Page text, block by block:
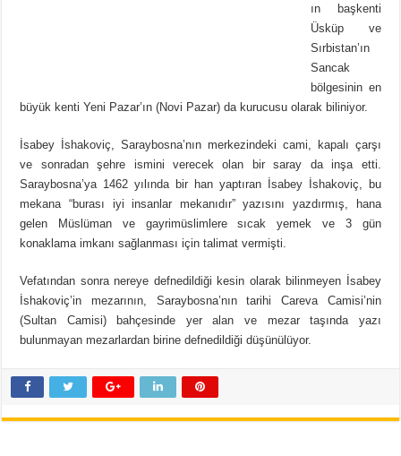
ın başkenti
Üsküp ve
Sırbistan’ın
Sancak
bölgesinin en
büyük kenti Yeni Pazar’ın (Novi Pazar) da kurucusu olarak biliniyor.
İsabey İshakoviç, Saraybosna’nın merkezindeki cami, kapalı çarşı
ve sonradan şehre ismini verecek olan bir saray da inşa etti.
Saraybosna’ya 1462 yılında bir han yaptıran İsabey İshakoviç, bu
mekana “burası iyi insanlar mekanıdır” yazısını yazdırmış, hana
gelen Müslüman ve gayrimüslimlere sıcak yemek ve 3 gün
konaklama imkanı sağlanması için talimat vermişti.
Vefatından sonra nereye defnedildiği kesin olarak bilinmeyen İsabey
İshakoviç’in mezarının, Saraybosna’nın tarihi Careva Camisi’nin
(Sultan Camisi) bahçesinde yer alan ve mezar taşında yazı
bulunmayan mezarlardan birine defnedildiği düşünülüyor.